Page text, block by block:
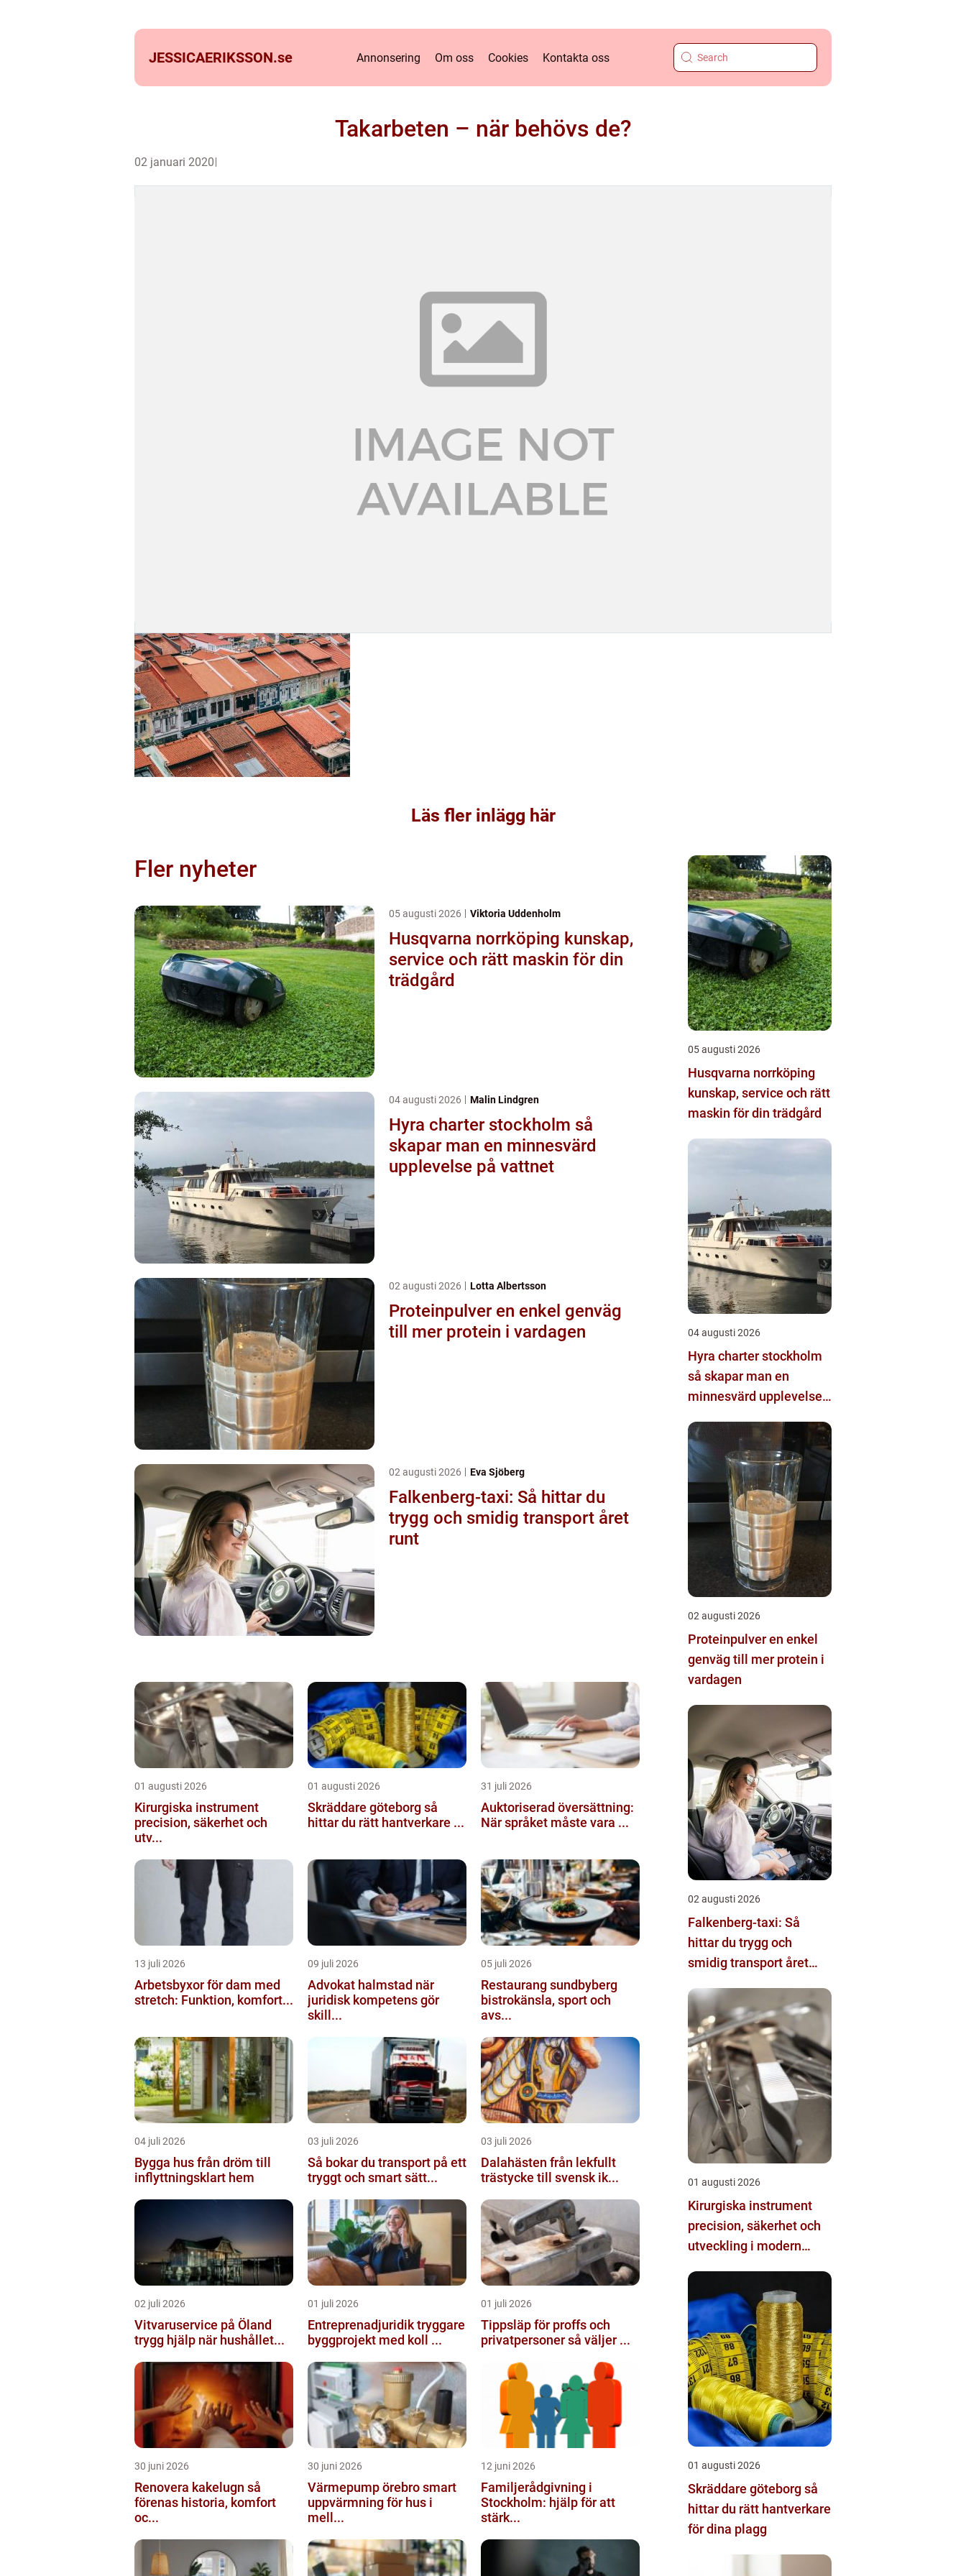
JESSICAERIKSSON.se Annonsering Om oss Cookies Kontakta oss
Takarbeten – när behövs de?
02 januari 2020
Läs fler inlägg här
Fler nyheter
05 augusti 2026 Viktoria Uddenholm
Husqvarna norrköping kunskap,
service och rätt maskin för din
trädgård
04 augusti 2026 Malin Lindgren
Hyra charter stockholm så
skapar man en minnesvärd
upplevelse på vattnet
02 augusti 2026 Lotta Albertsson
Proteinpulver en enkel genväg
till mer protein i vardagen
02 augusti 2026 Eva Sjöberg
Falkenberg-taxi: Så hittar du
trygg och smidig transport året
runt
01 augusti 2026
Kirurgiska instrument
precision, säkerhet och
utv...
01 augusti 2026
Skräddare göteborg så
hittar du rätt hantverkare ...
31 juli 2026
Auktoriserad översättning:
När språket måste vara ...
13 juli 2026
Arbetsbyxor för dam med
stretch: Funktion, komfort...
09 juli 2026
Advokat halmstad när
juridisk kompetens gör
skill...
05 juli 2026
Restaurang sundbyberg
bistrokänsla, sport och
avs...
04 juli 2026
Bygga hus från dröm till
inflyttningsklart hem
03 juli 2026
Så bokar du transport på ett
tryggt och smart sätt...
03 juli 2026
Dalahästen från lekfullt
trästycke till svensk ik...
02 juli 2026
Vitvaruservice på Öland
trygg hjälp när hushållet...
01 juli 2026
Entreprenadjuridik tryggare
byggprojekt med koll ...
01 juli 2026
Tippsläp för proffs och
privatpersoner så väljer ...
30 juni 2026
Renovera kakelugn så
förenas historia, komfort
oc...
30 juni 2026
Värmepump örebro smart
uppvärmning för hus i
mell...
12 juni 2026
Familjerådgivning i
Stockholm: hjälp för att
stärk...
05 augusti 2026
Husqvarna norrköping
kunskap, service och rätt
maskin för din trädgård
04 augusti 2026
Hyra charter stockholm
så skapar man en
minnesvärd upplevelse
02 augusti 2026
Proteinpulver en enkel
genväg till mer protein i
vardagen
02 augusti 2026
Falkenberg-taxi: Så
hittar du trygg och
smidig transport året
01 augusti 2026
Kirurgiska instrument
precision, säkerhet och
utveckling i modern
01 augusti 2026
Skräddare göteborg så
hittar du rätt hantverkare
för dina plagg